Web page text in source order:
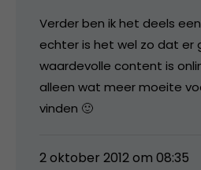
Verder ben ik het deels
echter is het wel zo dat er
waardevolle content is
alleen wat meer moeite
vinden 🙂
2 oktober 2012 om 08:35